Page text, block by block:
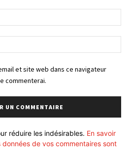
:*
:
et site web dans ce navigateur
commenterai.
réduire les indésirables. En savoir
de vos commentaires sont